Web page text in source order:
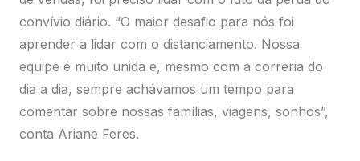
Solicite sua cotação abaixo:
My ScanSource
Serviços de pós-venda: emissão de 2ª via de NF,
boleto e consulta de status de pedido.
Preciso de ajuda
Plataforma Cloud
conta Ariane Feres.
“O maior desafio para nós foi aprender a lidar com
o distanciamento. Nossa equipe é muito unida e,
mesmo com a correria do dia a dia, sempre
achávamos um tempo para comentar sobre nossas
famílias, viagens, sonhos”, conta Ariane Feres.
Houve, ainda, investimento em melhores